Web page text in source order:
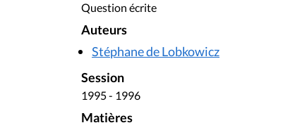
Question écrite
Auteurs
Stéphane de Lobkowicz
Session
1995 - 1996
Matières